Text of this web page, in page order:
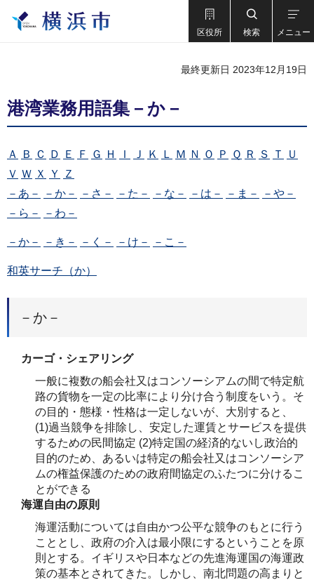
区役所 検索 メニュー
最終更新日 2023年12月19日
港湾業務用語集－か－
Ａ Ｂ Ｃ Ｄ Ｅ Ｆ Ｇ Ｈ Ｉ Ｊ Ｋ Ｌ Ｍ Ｎ Ｏ Ｐ Ｑ Ｒ Ｓ Ｔ
Ｕ
Ｖ Ｗ Ｘ Ｙ
Ｚ
－あ－
－か－ －さ－ －た－ －な－ －は－ －ま－
－や－
－ら－
－わ－
－か－ －き－ －く－ －け－ －こ－
和英サーチ（か）
－か－
カーゴ・シェアリング
一般に複数の船会社又はコンソーシアムの間で特定航
路の貨物を一定の比率により分け合う制度をいう。そ
の目的・態様・性格は一定しないが、大別すると、
(1)過当競争を排除し、安定した運賃とサービスを提供
するための民間協定 (2)特定国の経済的ないし政治的
目的のため、あるいは特定の船会社又はコンソーシア
ムの権益保護のための政府間協定のふたつに分けるこ
とができる
海運自由の原則
海運活動については自由かつ公平な競争のもとに行う
こととし、政府の介入は最小限にするということを原
則とする。イギリスや日本などの先進海運国の海運政
策の基本とされてきた。しかし、南北問題の高まりと